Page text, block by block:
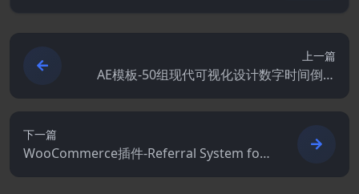
上一篇
AE模板-50组现代可视化设计数字时间倒计
时图形动画
下一篇
WooCommerce插件-Referral System for
WooCommerce 1.3.11.5